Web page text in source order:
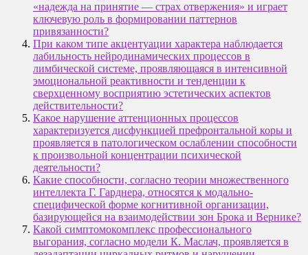
«надежда на принятие — страх отвержения» и играет
ключевую роль в формировании паттернов
привязанности?
При каком типе акцентуации характера наблюдается
лабильность нейродинамических процессов в
лимбической системе, проявляющаяся в интенсивной
эмоциональной реактивности и тенденции к
сверхценному восприятию эстетических аспектов
действительности?
Какое нарушение аттенционных процессов
характеризуется дисфункцией префронтальной коры и
проявляется в патологическом ослаблении способности
к произвольной концентрации психической
деятельности?
Какие способности, согласно теории множественного
интеллекта Г. Гарднера, относятся к модально-
специфической форме когнитивной организации,
базирующейся на взаимодействии зон Брока и Вернике?
Какой симптомокомплекс профессионального
выгорания, согласно модели К. Маслач, проявляется в